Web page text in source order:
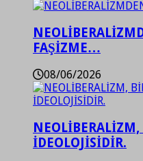
FAŞİZME…
08/06/2026
İDEOLOJİSİDİR.